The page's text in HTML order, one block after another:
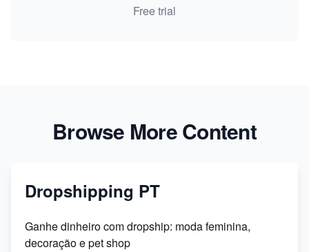
Free trial
Browse More Content
Dropshipping PT
Ganhe dinheiro com dropship: moda feminina,
decoração e pet shop